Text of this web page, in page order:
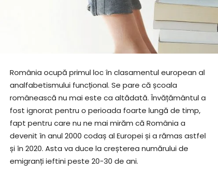
România ocupă primul loc în clasamentul european al
analfabetismului funcțional. Se pare că școala
românească nu mai este ca altădată. Învățământul a
fost ignorat pentru o perioada foarte lungă de timp,
fapt pentru care nu ne mai mirăm că România a
devenit în anul 2000 codaș al Europei și a rămas astfel
și în 2020. Asta va duce la creșterea numărului de
emigranți ieftini peste 20-30 de ani.